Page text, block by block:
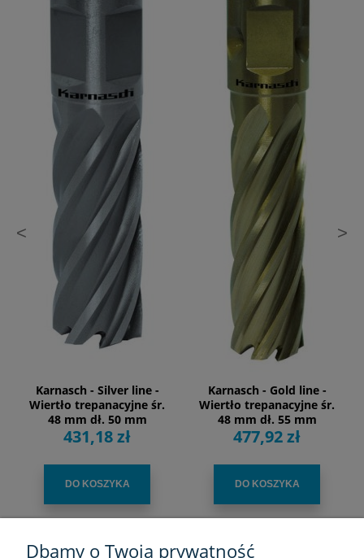
<
Karnasch - Silver line -
Wiertło trepanacyjne śr.
48 mm dł. 50 mm
431,18 zł
DO KOSZYKA
Karnasch - Gold line -
Wiertło trepanacyjne śr.
48 mm dł. 55 mm
477,92 zł
DO KOSZYKA
>
Dbamy o Twoją prywatność